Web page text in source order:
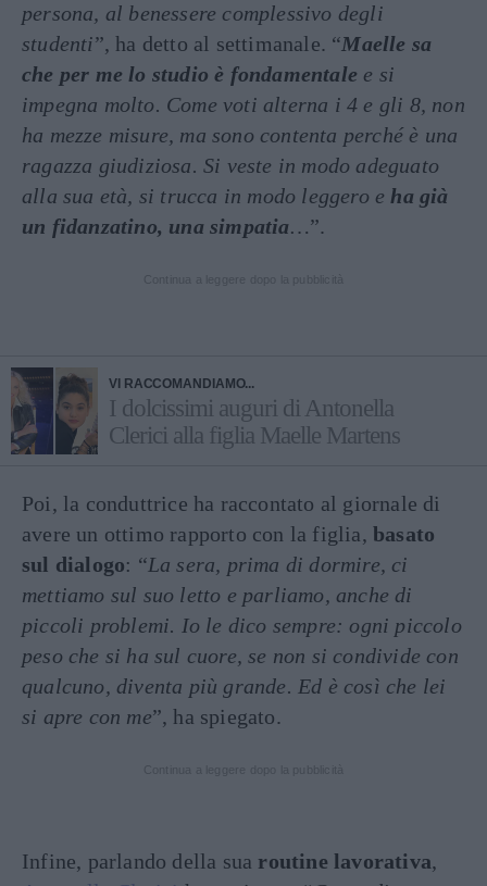
persona, al benessere complessivo degli
studenti”, ha detto al settimanale. “Maelle sa
che per me lo studio è fondamentale e si
impegna molto. Come voti alterna i 4 e gli 8, non
ha mezze misure, ma sono contenta perché è una
ragazza giudiziosa. Si veste in modo adeguato
alla sua età, si trucca in modo leggero e ha già
un fidanzatino, una simpatia…”.
VI RACCOMANDIAMO...
I dolcissimi auguri di Antonella
Clerici alla figlia Maelle Martens
Poi, la conduttrice ha raccontato al giornale di
avere un ottimo rapporto con la figlia,basato
sul dialogo: “La sera, prima di dormire, ci
mettiamo sul suo letto e parliamo, anche di
piccoli problemi. Io le dico sempre: ogni piccolo
peso che si ha sul cuore, se non si condivide con
qualcuno, diventa più grande. Ed è così che lei
si apre con me”, ha spiegato.
Infine, parlando della sua routine lavorativa,